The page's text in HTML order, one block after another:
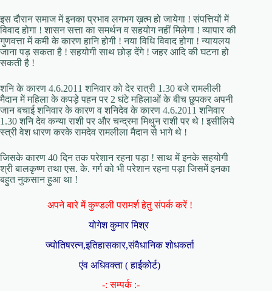
इस दौरान समाज में इनका प्रभाव लगभग ख़त्म हो जायेगा ! संपत्तियों में
विवाद होगा ! शासन सत्ता का समर्थन व सहयोग नहीं मिलेगा ! व्यापार की
गुणवत्ता में कमी के कारण हानि होगी ! नया विधि विवाद होगा ! न्यायलय
जाना पड़ सकता है ! सहयोगी साथ छोड़ देंगे ! जहर आदि की घटना हो
सकती है !
शनि के कारण 4.6.2011 शनिवार को देर रात्री 1.30 बजे रामलीली
मैदान में महिला के कपड़े पहन पर 2 घंटे महिलाओं के बीच छुपकर अपनी
जान बचाई शनिवार के कारण व शनिदेव के कारण 4.6.2011 शनिवार
1.30 शनि देव कन्या राशी पर और चन्द्रमा मिथुन राशी पर थे ! इसीलिये
स्त्री वेश धारण करके रामदेव रामलीला मैदान से भागे थे !
जिसके कारण 40 दिन तक परेशान रहना पड़ा ! साथ में इनके सहयोगी
श्री बालकृष्ण तथा एस. के. गर्ग को भी परेशान रहना पड़ा जिसमें इनका
बहुत नुकसान हुआ था !
अपने बारे में कुण्डली परामर्श हेतु संपर्क करें !
योगेश कुमार मिश्र
ज्योतिषरत्न,इतिहासकार,संवैधानिक शोधकर्ता
एंव अधिवक्ता ( हाईकोर्ट)
-: सम्पर्क :-